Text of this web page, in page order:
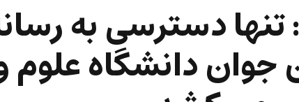
تنها دسترسی به
دانشگاه علوم